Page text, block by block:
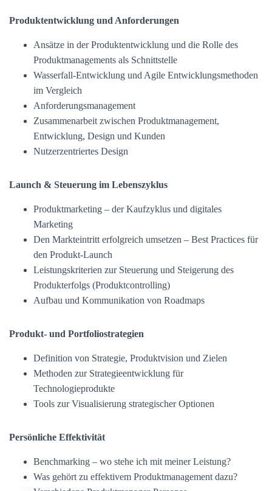
Produktentwicklung und Anforderungen
Ansätze in der Produktentwicklung und die Rolle des
Produktmanagements als Schnittstelle
Wasserfall-Entwicklung und Agile Entwicklungsmethoden
im Vergleich
Anforderungsmanagement
Zusammenarbeit zwischen Produktmanagement,
Entwicklung, Design und Kunden
Nutzerzentriertes Design
Launch & Steuerung im Lebenszyklus
Produktmarketing – der Kaufzyklus und digitales
Marketing
Den Markteintritt erfolgreich umsetzen – Best Practices für
den Produkt-Launch
Leistungskriterien zur Steuerung und Steigerung des
Produkterfolgs (Produktcontrolling)
Aufbau und Kommunikation von Roadmaps
Produkt- und Portfoliostrategien
Definition von Strategie, Produktvision und Zielen
Methoden zur Strategieentwicklung für
Technologieprodukte
Tools zur Visualisierung strategischer Optionen
Persönliche Effektivität
Benchmarking – wo stehe ich mit meiner Leistung?
Was gehört zu effektivem Produktmanagement dazu?